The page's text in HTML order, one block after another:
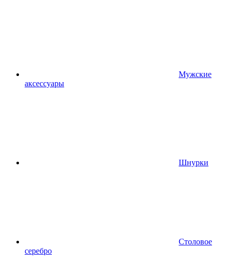
Мужские
аксессуары
Шнурки
Столовое
серебро